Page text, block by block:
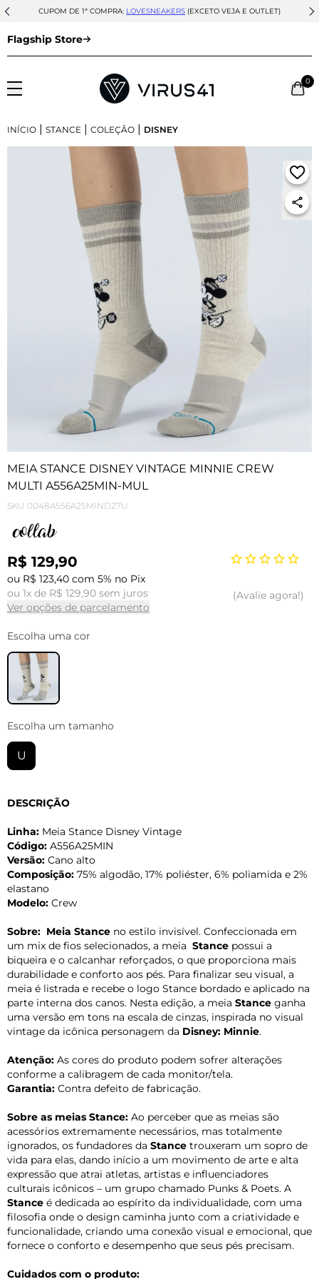
CUPOM DE 1ª COMPRA: LOVESNEAKERS (EXCETO VEJA E OUTLET)
Flagship Store
0
INÍCIO | STANCE | COLEÇÃO | DISNEY
MEIA STANCE DISNEY VINTAGE MINNIE CREW
MULTI A556A25MIN-MUL
SKU 0048A556A25MIND27U
R$ 129,90
ou R$ 123,40 com 5% no Pix
ou 1x de R$ 129,90 sem juros
Ver opções de parcelamento
Avalie agora!
Escolha uma cor
Escolha um tamanho
U
DESCRIÇÃO
Linha: Meia Stance Disney Vintage
Código: A556A25MIN
Versão: Cano alto
Composição: 75% algodão, 17% poliéster, 6% poliamida e 2%
elastano
Modelo: Crew
Sobre: Meia Stance no estilo invisível. Confeccionada em
um mix de fios selecionados, a meia Stance possui a
biqueira e o calcanhar reforçados, o que proporciona mais
durabilidade e conforto aos pés. Para finalizar seu visual, a
meia é listrada e recebe o logo Stance bordado e aplicado na
parte interna dos canos. Nesta edição, a meia Stance ganha
uma versão em tons na escala de cinzas, inspirada no visual
vintage da icônica personagem da Disney: Minnie.
Atenção: As cores do produto podem sofrer alterações
conforme a calibragem de cada monitor/tela.
Garantia: Contra defeito de fabricação.
Sobre as meias Stance: Ao perceber que as meias são
acessórios extremamente necessários, mas totalmente
ignorados, os fundadores da Stance trouxeram um sopro de
vida para elas, dando início a um movimento de arte e alta
expressão que atrai atletas, artistas e influenciadores
culturais icônicos – um grupo chamado Punks & Poets. A
Stance é dedicada ao espírito da individualidade, com uma
filosofia onde o design caminha junto com a criatividade e
funcionalidade, criando uma conexão visual e emocional, que
fornece o conforto e desempenho que seus pés precisam.
Cuidados com o produto: